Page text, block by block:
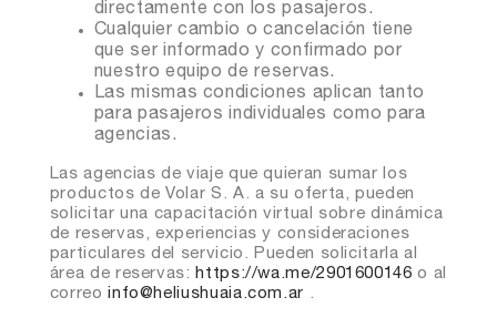
directamente con los pasajeros.
Cualquier cambio o cancelación tiene
que ser informado y confirmado por
nuestro equipo de reservas.
Las mismas condiciones aplican tanto
para pasajeros individuales como para
agencias.
Las agencias de viaje que quieran sumar los
productos de Volar S. A. a su oferta, pueden
solicitar una capacitación virtual sobre dinámica
de reservas, experiencias y consideraciones
particulares del servicio. Pueden solicitarla al
área de reservas:https://wa.me/2901600146 o al
correoinfo@heliushuaia.com.ar .